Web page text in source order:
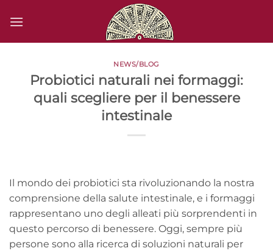
NEWS/BLOG
Probiotici naturali nei formaggi:
quali scegliere per il benessere
intestinale
Il mondo dei probiotici sta rivoluzionando la nostra
comprensione della salute intestinale, e i formaggi
rappresentano uno degli alleati più sorprendenti in
questo percorso di benessere. Oggi, sempre più
persone sono alla ricerca di soluzioni naturali per